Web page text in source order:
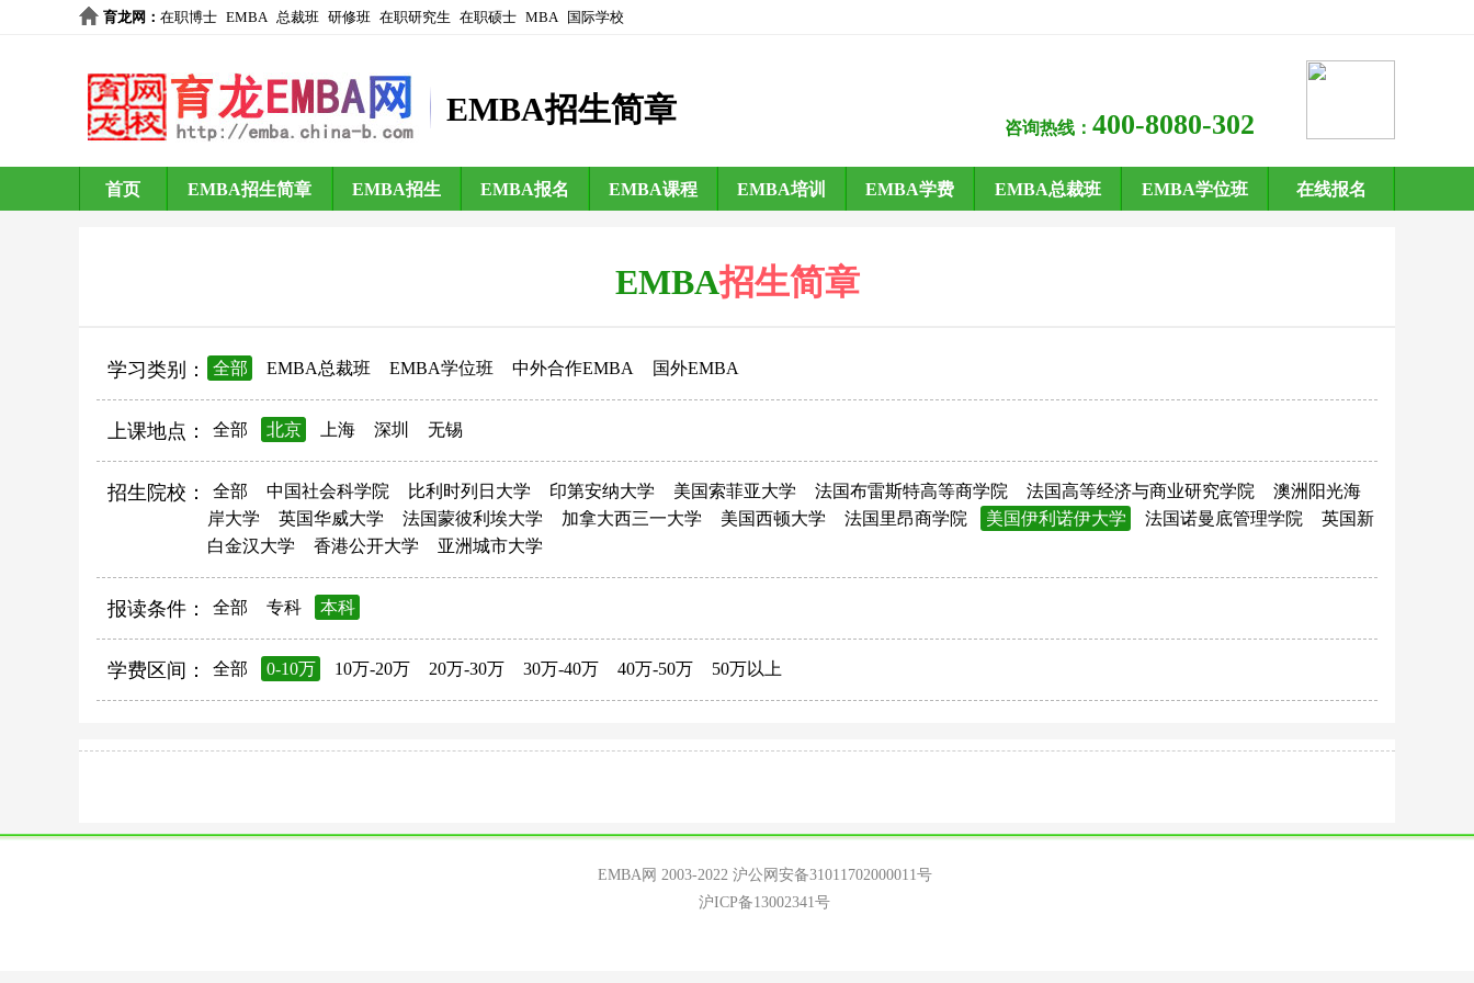
育龙网 ： 在职博士 EMBA 总裁班 研修班 在职研究生 在职硕士 MBA 国际学校
EMBA招生简章
咨询热线： 400-8080-302
首页 EMBA招生简章 EMBA招生 EMBA报名 EMBA课程 EMBA培训 EMBA学费 EMBA总裁班 EMBA学位班 在线报名
EMBA招生简章
学习类别： 全部 EMBA总裁班 EMBA学位班 中外合作EMBA 国外EMBA
上课地点： 全部 北京 上海 深圳 无锡
招生院校： 全部 中国社会科学院 比利时列日大学 印第安纳大学 美国索菲亚大学 法国布雷斯特高等商学院 法国高等经济与商业研究学院
澳洲阳光海
岸大学
英国华威大学 法国蒙彼利埃大学 加拿大西三一大学 美国西顿大学 法国里昂商学院 美国伊利诺伊大学 法国诺曼底管理学院
英国新
白金汉大学
香港公开大学 亚洲城市大学
报读条件： 全部 专科 本科
学费区间： 全部 0-10万 10万-20万 20万-30万 30万-40万 40万-50万 50万以上
EMBA网 2003-2022 沪公网安备31011702000011号
沪ICP备13002341号